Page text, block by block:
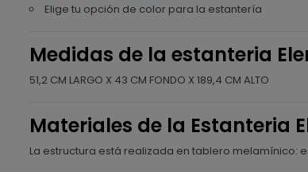
Elige tu opción de color para la estantería
Medidas de la estanteria
51,2 CM LARGO X 43 CM FONDO X 189,4 CM ALTO
Materiales de la Estanteria
La estructura está realizada en tablero